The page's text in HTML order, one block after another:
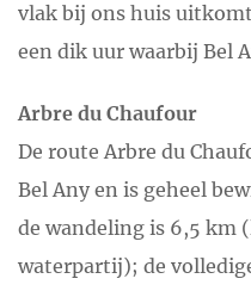
vlak bij ons huis
een dik uur waarbij Bel
Arbre du Chaufour
De route Arbre du
Bel Any en is geheel
de wandeling is 6,5 km
waterpartij); de